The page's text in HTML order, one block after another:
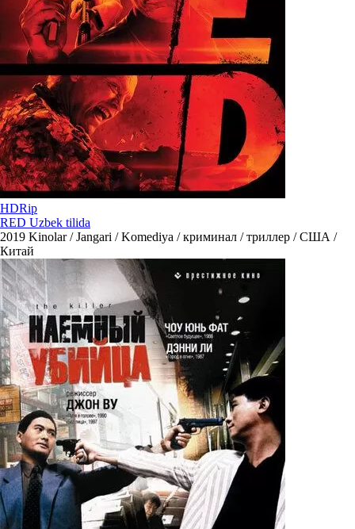
HDRip
RED Uzbek tilida
2019 Kinolar / Jangari / Komediya / криминал / триллер / США /
Китай